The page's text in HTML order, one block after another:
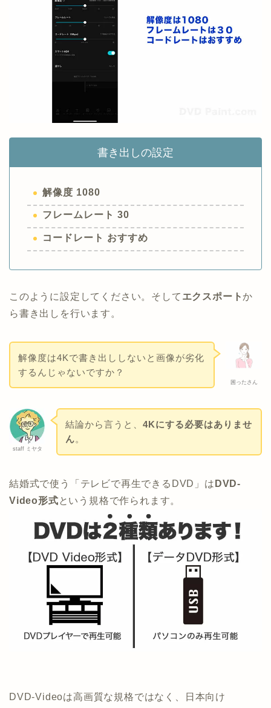
書き出しの設定
解像度 1080
フレームレート 30
コードレート おすすめ
このように設定してください。そして エクスポートか
ら書き出しを行います。
困ったさん
解像度は4Kで書き出ししないと画像が劣化
するんじゃないですか？
staff ミヤタ
結論から言うと、 4Kにする必要はありませ
ん。
結婚式で使う「テレビで再生できるDVD」は DVD-
Video形式という規格で作られます。
DVD-Videoは高画質な規格ではなく、日本向け